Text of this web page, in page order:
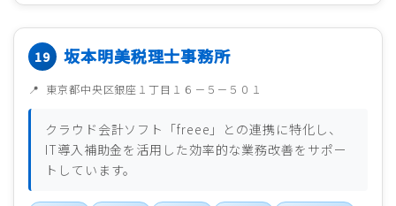
坂本明美税理士事務所
東京都中央区銀座１丁目１６－５－５０１
クラウド会計ソフト「freee」との連携に特化し、
IT導入補助金を活用した効率的な業務改善をサポー
トしています。